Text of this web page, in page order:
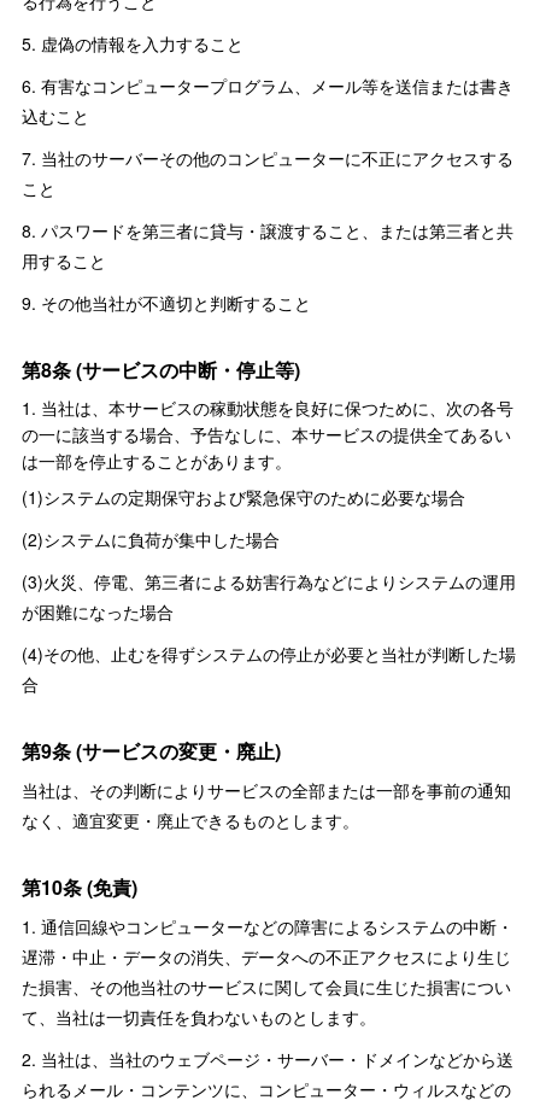
5. 虚偽の情報を入力すること
6. 有害なコンピュータープログラム、メール等を送信または書き
込むこと
7. 当社のサーバーその他のコンピューターに不正にアクセスする
こと
8. パスワードを第三者に貸与・譲渡すること、または第三者と共
用すること
9. その他当社が不適切と判断すること
第8条 (サービスの中断・停止等)
1. 当社は、本サービスの稼動状態を良好に保つために、次の各号
の一に該当する場合、予告なしに、本サービスの提供全てあるい
は一部を停止することがあります。
(1)システムの定期保守および緊急保守のために必要な場合
(2)システムに負荷が集中した場合
(3)火災、停電、第三者による妨害行為などによりシステムの運用
が困難になった場合
(4)その他、止むを得ずシステムの停止が必要と当社が判断した場
合
第9条 (サービスの変更・廃止)
当社は、その判断によりサービスの全部または一部を事前の通知
なく、適宜変更・廃止できるものとします。
第10条 (免責)
1. 通信回線やコンピューターなどの障害によるシステムの中断・
遅滞・中止・データの消失、データへの不正アクセスにより生じ
た損害、その他当社のサービスに関して会員に生じた損害につい
て、当社は一切責任を負わないものとします。
2. 当社は、当社のウェブページ・サーバー・ドメインなどから送
られるメール・コンテンツに、コンピューター・ウィルスなどの